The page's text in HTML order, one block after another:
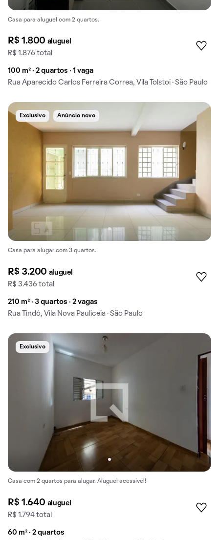
Casa para aluguel com 2 quartos.
R$ 1.800 aluguel
R$ 1.876 total
100 m² · 2 quartos · 1 vaga
Rua Aparecido Carlos Ferreira Correa, Vila Tolstoi · São Paulo
Exclusivo Anúncio novo
Casa para alugar com 3 quartos.
R$ 3.200 aluguel
R$ 3.436 total
210 m² · 3 quartos · 2 vagas
Rua Tindó, Vila Nova Pauliceia · São Paulo
Exclusivo
Casa com 2 quartos para alugar. Aluguel acessível!
R$ 1.640 aluguel
R$ 1.794 total
60 m² · 2 quartos